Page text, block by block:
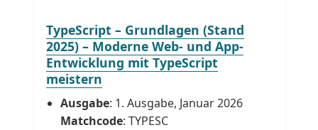
TypeScript – Grundlagen (Stand
2025) – Moderne Web- und App-
Entwicklung mit TypeScript
meistern
Ausgabe: 1. Ausgabe, Januar 2026
Matchcode: TYPESC